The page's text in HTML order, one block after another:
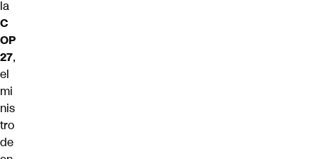
la
C
OP
27,
el
mi
nis
tro
de